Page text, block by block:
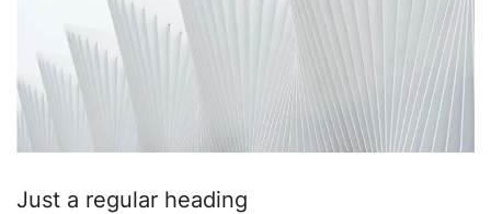
Just a regular heading